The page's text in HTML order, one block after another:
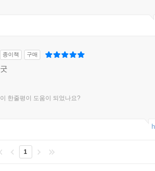
종이책 구매
굿
이 한줄평이 도움이 되었나요?
1